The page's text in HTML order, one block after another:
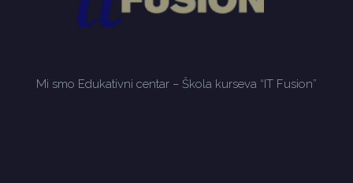
Mi smo Edukativni centar – Škola kurseva “IT Fusion”